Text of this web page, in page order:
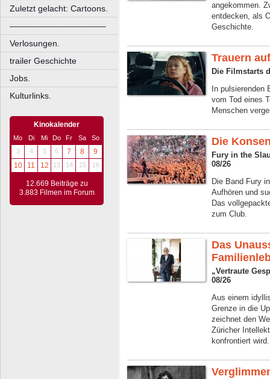
Zuletzt gelacht: Cartoons.
––––––––––––––––––––
Verlosungen.
trailer Geschichte
Jobs.
Kulturlinks.
Kinokalender
Mo Di Mi Do Fr Sa
So
3
4 5 6 7 8
9
10
11 12 13 14 15 16
12.669 Beiträge zu
3.883 Filmen im Forum
angekommen.
entdecken, als
Geschichte.
Trauern
Die Filmstarts
In pulsierenden
vom Tod eines
Menschen
Die
Fury in the
08/26
Die Band Fury
Aufhören und
Das
zum Club.
Das
„Vertraute
08/26
Aus einem
Grenze in die
zeichnet den
Züricher
konfrontiert wird.